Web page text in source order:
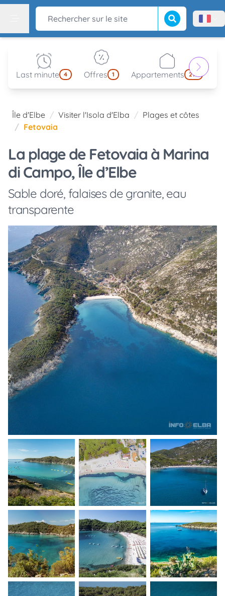
Rechercher sur le site Lancer la Menù
Last minute 4 Offres 1 Appartements 214
Île d'Elbe Visiter l'Isola d'Elba
Plages et côtes
Fetovaia
La plage de Fetovaia à Marina
di Campo, Île d’Elbe
Sable doré, falaises de granite, eau
transparente